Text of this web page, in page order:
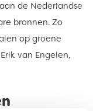
de Nederlandse
bronnen. Zo
op groene
van Engelen,